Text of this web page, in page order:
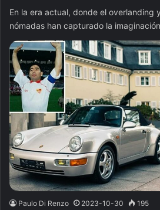
En la era actual, donde el overlanding
nómadas han capturado la
Paulo Di Renzo 2023-10-30 195